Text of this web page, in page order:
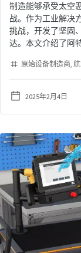
制造能够承受太空
战。作为工业解决
挑战，开发了坚固
达。本文介绍了阿
原始设备制造商
2025年2月4日